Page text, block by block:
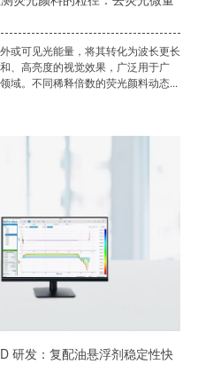
或可见光能量，将其转化为波长更长
、高亮度的视觉效果，广泛用于广
域。不同稀释倍数的荧光颜料动态...
研发：复配油悬浮剂稳定性快